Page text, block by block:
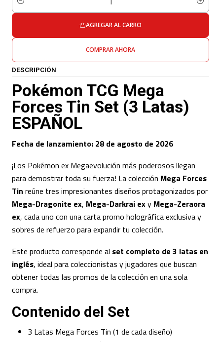
Cantidad
AGREGAR AL CARRO
COMPRAR AHORA
DESCRIPCIÓN
Pokémon TCG Mega
Forces Tin Set (3 Latas)
ESPAÑOL
Fecha de lanzamiento: 28 de agosto de 2026
¡Los Pokémon ex Megaevolución más poderosos llegan
para demostrar toda su fuerza! La colección Mega Forces
Tin reúne tres impresionantes diseños protagonizados por
Mega-Dragonite ex, Mega-Darkrai exy Mega-Zeraora
ex, cada uno con una carta promo holográfica exclusiva y
sobres de refuerzo para expandir tu colección.
Este producto corresponde al set completo de 3 latas en
inglés, ideal para coleccionistas y jugadores que buscan
obtener todas las promos de la colección en una sola
compra.
Contenido del Set
3 Latas Mega Forces Tin (1 de cada diseño)